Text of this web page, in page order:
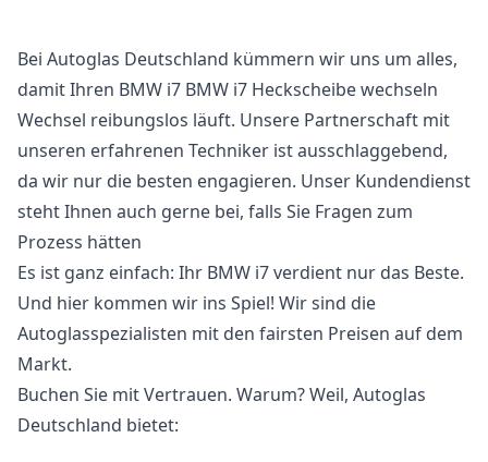
Bei Autoglas Deutschland kümmern wir uns um alles,
damit Ihren BMW i7 BMW i7 Heckscheibe wechseln
Wechsel reibungslos läuft. Unsere Partnerschaft mit
unseren erfahrenen Techniker ist ausschlaggebend,
da wir nur die besten engagieren. Unser Kundendienst
steht Ihnen auch gerne bei, falls Sie Fragen zum
Prozess hätten
Es ist ganz einfach: Ihr BMW i7 verdient nur das Beste.
Und hier kommen wir ins Spiel! Wir sind die
Autoglasspezialisten mit den fairsten Preisen auf dem
Markt.
Buchen Sie mit Vertrauen. Warum? Weil, Autoglas
Deutschland bietet: